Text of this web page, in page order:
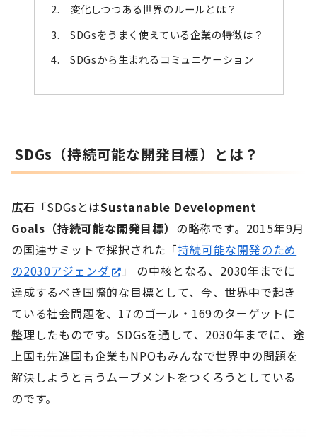
変化しつつある世界のルールとは？
SDGsをうまく使えている企業の特徴は？
SDGsから生まれるコミュニケーション
SDGs（持続可能な開発目標）とは？
広石 「SDGsとはSustanable Development
Goals（持続可能な開発目標） の略称です。2015年9月
の国連サミットで採択された「持続可能な開発のため
の2030アジェンダ
」 の中核となる、2030年までに
達成するべき国際的な目標として、今、世界中で起き
ている社会問題を、17のゴール・169のターゲットに
整理したものです。SDGsを通して、2030年までに、途
上国も先進国も企業もNPOもみんなで世界中の問題を
解決しようと言うムーブメントをつくろうとしている
のです。